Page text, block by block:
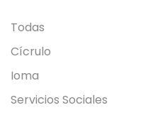
Todas
Cícrulo
Ioma
Servicios Sociales